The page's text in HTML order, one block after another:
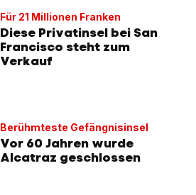
Für 21 Millionen Franken
Diese Privatinsel bei San
Francisco steht zum
Verkauf
Berühmteste Gefängnisinsel
Vor 60 Jahren wurde
Alcatraz geschlossen